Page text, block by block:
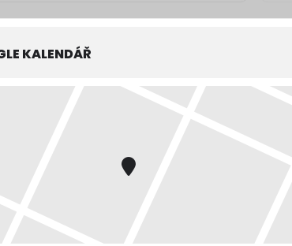
KALENDÁŘ